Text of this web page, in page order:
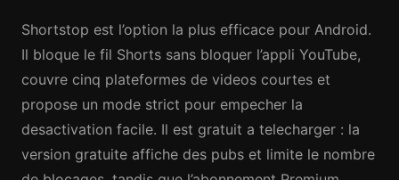
Shortstop est l’option la plus efficace pour Android.
Il bloque le fil Shorts sans bloquer l’appli YouTube,
couvre cinq plateformes de videos courtes et
propose un mode strict pour empecher la
desactivation facile. Il est gratuit a telecharger : la
version gratuite affiche des pubs et limite le nombre